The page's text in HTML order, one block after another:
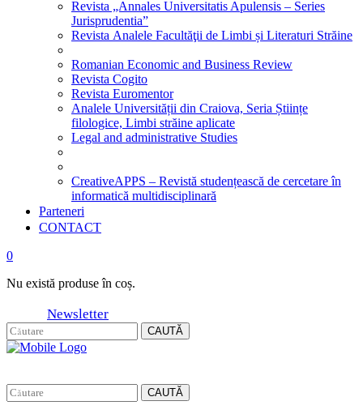
Revista „Annales Universitatis Apulensis – Series
Jurisprudentia”
Revista Analele Facultăţii de Limbi și Literaturi Străine
Romanian Economic and Business Review
Revista Cogito
Revista Euromentor
Analele Universității din Craiova, Seria Științe
filologice, Limbi străine aplicate
Legal and administrative Studies
CreativeAPPS – Revistă studențească de cercetare în
informatică multidisciplinară
Parteneri
CONTACT
0
Nu există produse în coș.
Newsletter
CAUTĂ
CAUTĂ